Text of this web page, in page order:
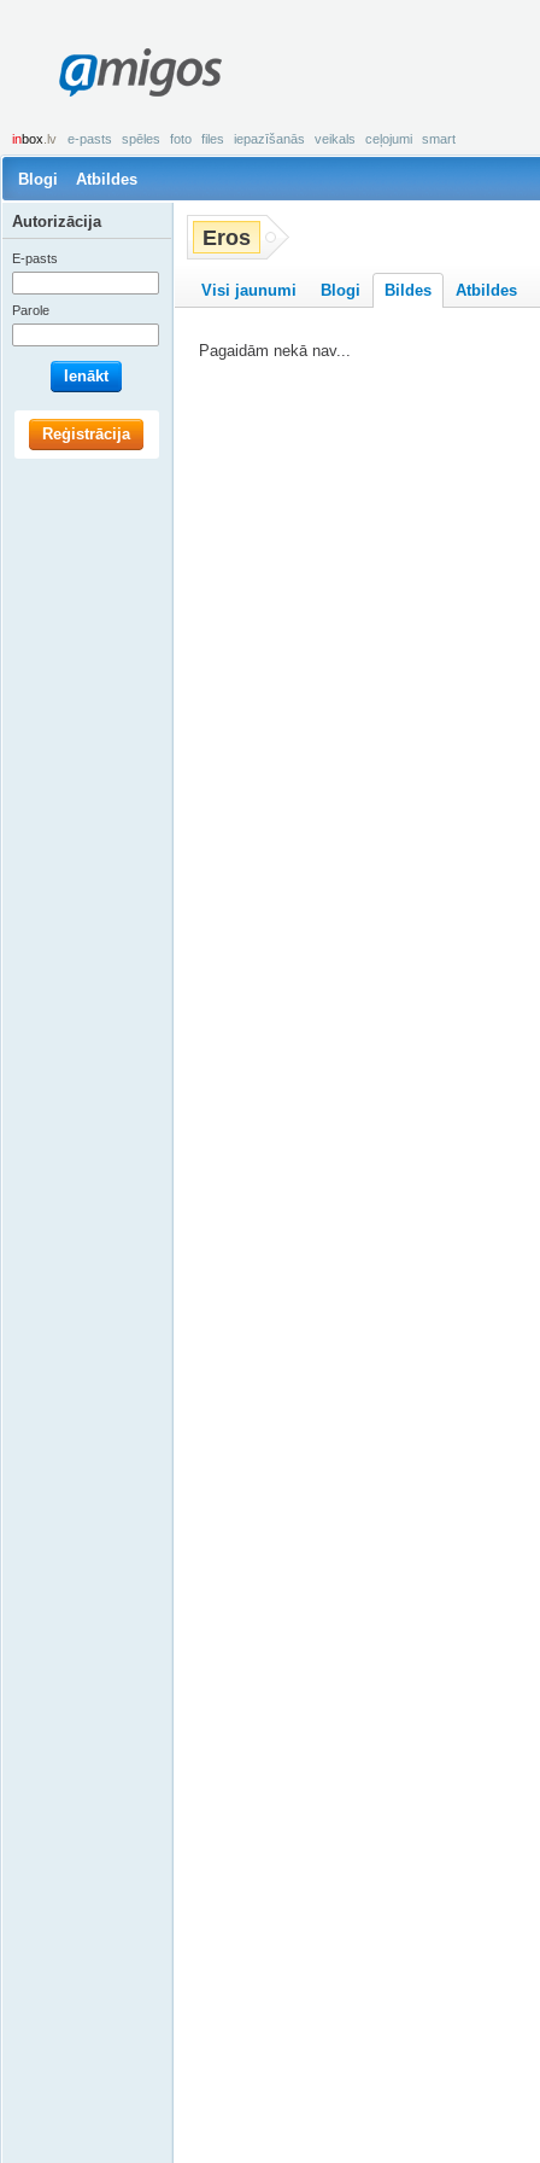
amigos
inbox .lv e-pasts spēles foto files iepazīšanās veikals ceļojumi smart
Blogi Atbildes
Eros
Visi jaunumi Blogi Bildes Atbildes
Pagaidām nekā nav...
Autorizācija
E-pasts
Parole
Ienākt
Reģistrācija